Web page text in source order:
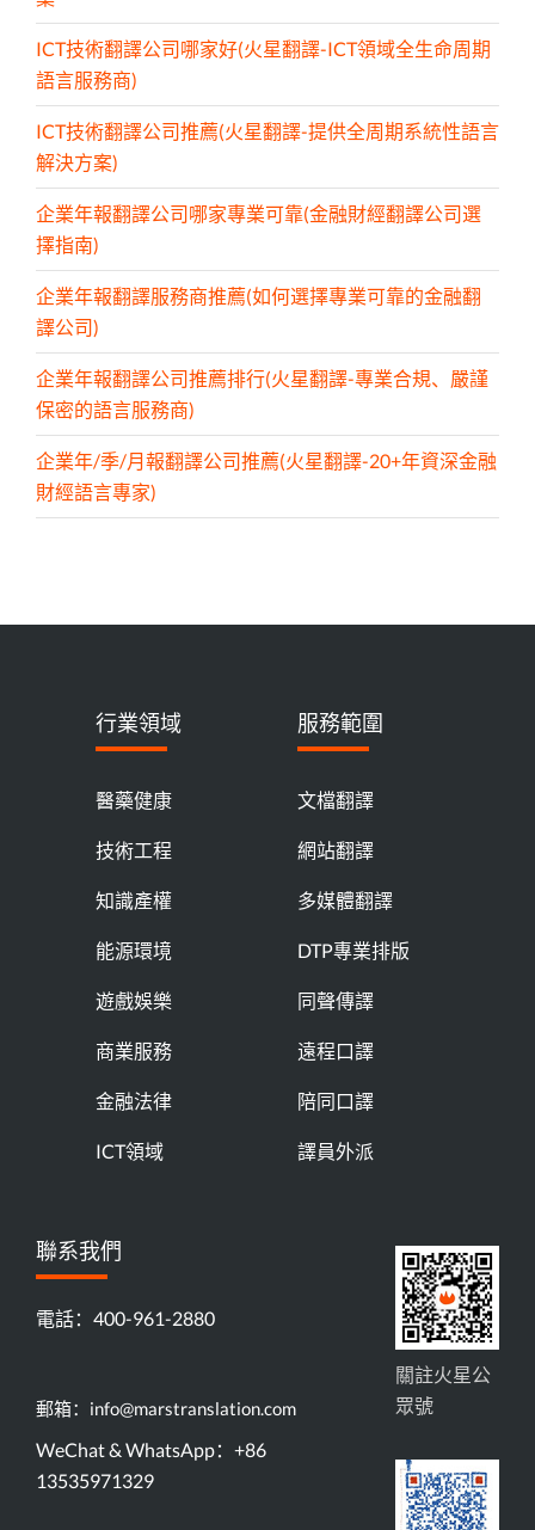
ICT技術翻譯公司哪家好(火星翻譯-ICT領域全生命周期
語言服務商)
ICT技術翻譯公司推薦(火星翻譯-提供全周期系統性語言
解決方案)
企業年報翻譯公司哪家專業可靠(金融財經翻譯公司選
擇指南)
企業年報翻譯服務商推薦(如何選擇專業可靠的金融翻
譯公司)
企業年報翻譯公司推薦排行(火星翻譯-專業合規、嚴謹
保密的語言服務商)
企業年/季/月報翻譯公司推薦(火星翻譯-20+年資深金融
財經語言專家)
行業領域
醫藥健康
技術工程
知識產權
能源環境
遊戲娛樂
商業服務
金融法律
ICT領域
服務範圍
文檔翻譯
網站翻譯
多媒體翻譯
DTP專業排版
同聲傳譯
遠程口譯
陪同口譯
譯員外派
聯系我們
電話：400-961-2880
郵箱：info@marstranslation.com
WeChat & WhatsApp：+86
13535971329
關註火星公
眾號